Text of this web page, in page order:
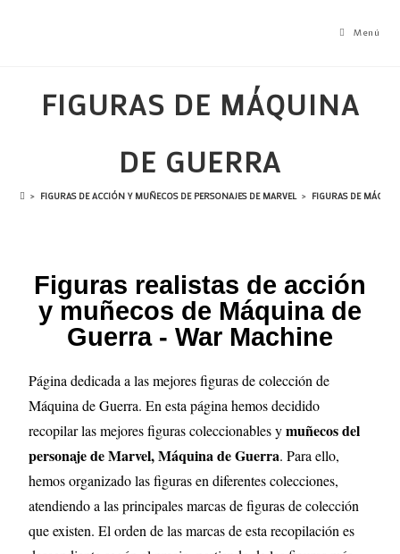
Menú
FIGURAS DE MÁQUINA
DE GUERRA
> FIGURAS DE ACCIÓN Y MUÑECOS DE PERSONAJES DE MARVEL > FIGURAS DE
Figuras realistas de acción
y muñecos de Máquina de
Guerra - War Machine
Página dedicada a las mejores figuras de colección de
Máquina de Guerra. En esta página hemos decidido
recopilar las mejores figuras coleccionables ymuñecos del
personaje de Marvel, Máquina de Guerra. Para ello,
hemos organizado las figuras en diferentes colecciones,
atendiendo a las principales marcas de figuras de colección
que existen. El orden de las marcas de esta recopilación es